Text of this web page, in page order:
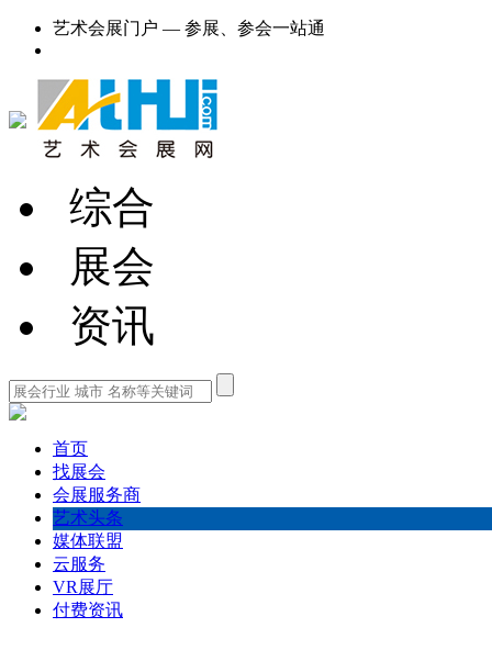
艺术会展门户 — 参展、参会一站通
综合
展会
资讯
首页
找展会
会展服务商
艺术头条
媒体联盟
云服务
VR展厅
付费资讯